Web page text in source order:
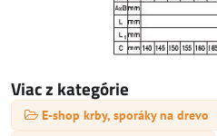
Viac z kategórie
E-shop krby, sporáky na drevo